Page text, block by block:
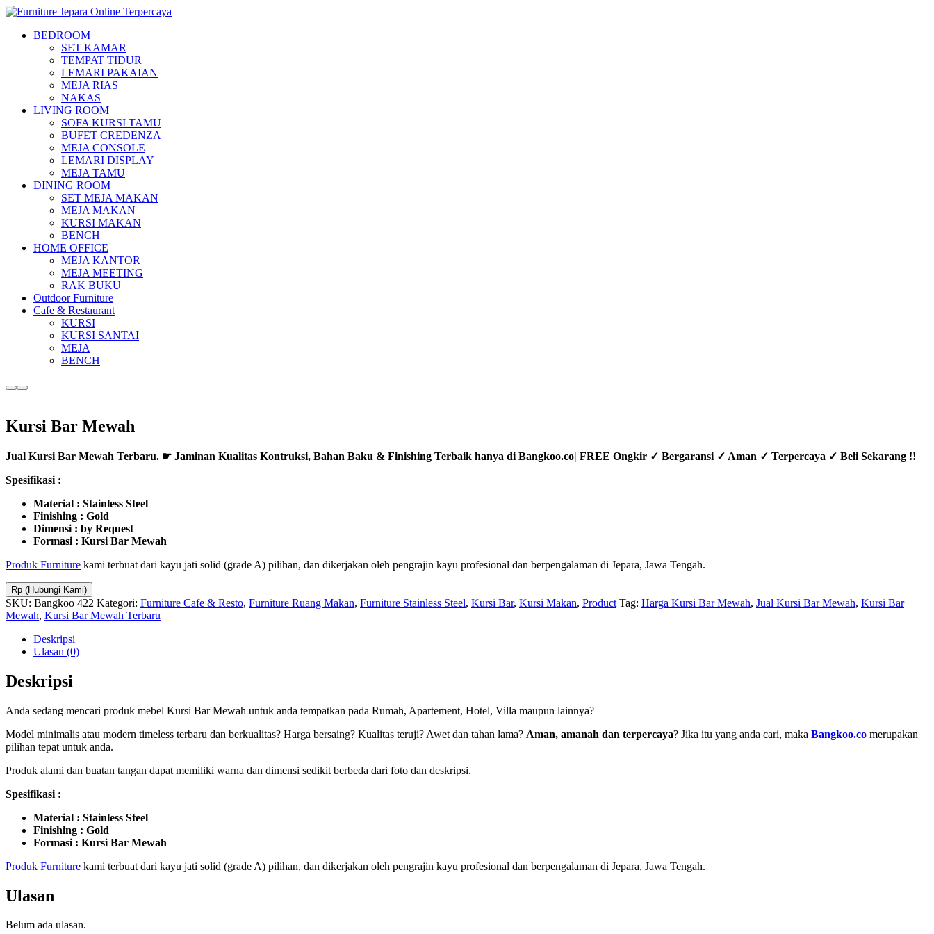
BEDROOM
SET KAMAR
TEMPAT TIDUR
LEMARI PAKAIAN
MEJA RIAS
NAKAS
LIVING ROOM
SOFA KURSI TAMU
BUFET CREDENZA
MEJA CONSOLE
LEMARI DISPLAY
MEJA TAMU
DINING ROOM
SET MEJA MAKAN
MEJA MAKAN
KURSI MAKAN
BENCH
HOME OFFICE
MEJA KANTOR
MEJA MEETING
RAK BUKU
Outdoor Furniture
Cafe & Restaurant
KURSI
KURSI SANTAI
MEJA
BENCH
MoreMain
Kursi Bar Mewah
Jual Kursi Bar Mewah Terbaru. ☛ Jaminan Kualitas Kontruksi, Bahan Baku & Finishing Terbaik hanya di Bangkoo.co| FREE Ongkir ✓ Bergaransi ✓ Aman ✓ Terpercaya ✓ Beli Sekarang !!
Spesifikasi :
Material : Stainless Steel
Finishing : Gold
Dimensi : by Request
Formasi : Kursi Bar Mewah
Produk Furniture kami terbuat dari kayu jati solid (grade A) pilihan, dan dikerjakan oleh pengrajin kayu profesional dan berpengalaman di Jepara, Jawa Tengah.
Rp (Hubungi Kami)
SKU: Bangkoo 422 Kategori: Furniture Cafe & Resto, Furniture Ruang Makan, Furniture Stainless Steel, Kursi Bar, Kursi Makan, Product Tag: Harga Kursi Bar Mewah, Jual Kursi Bar Mewah, Kursi Bar
Mewah, Kursi Bar Mewah Terbaru
Deskripsi
Ulasan (0)
Deskripsi
Anda sedang mencari produk mebel Kursi Bar Mewah untuk anda tempatkan pada Rumah, Apartement, Hotel, Villa maupun lainnya?
Model minimalis atau modern timeless terbaru dan berkualitas? Harga bersaing? Kualitas teruji? Awet dan tahan lama? Aman, amanah dan terpercaya? Jika itu yang anda cari, maka Bangkoo.co merupakan
pilihan tepat untuk anda.
Produk alami dan buatan tangan dapat memiliki warna dan dimensi sedikit berbeda dari foto dan deskripsi.
Spesifikasi :
Material : Stainless Steel
Finishing : Gold
Formasi : Kursi Bar Mewah
Produk Furniture kami terbuat dari kayu jati solid (grade A) pilihan, dan dikerjakan oleh pengrajin kayu profesional dan berpengalaman di Jepara, Jawa Tengah.
Ulasan
Belum ada ulasan.